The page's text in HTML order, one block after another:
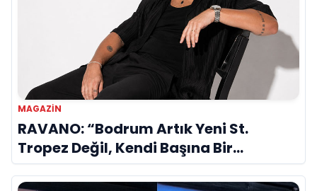
MAGAZIN
RAVANO: “Bodrum Artık Yeni St.
Tropez Değil, Kendi Başına Bir
Referans”